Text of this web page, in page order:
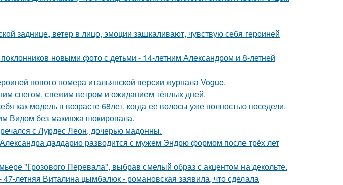
заднице, ветер в лицо, эмоции зашкаливают, чувствую себя героиней
новыми фото с детьми - 14-летним Александром и 8-летней
нового номера итальянской версии журнала Vogue.
снегом, свежим ветром и ожиданием тёплых дней.
как модель в возрасте 68лет, когда ее волосы уже полностью поседели.
Видом без макияжа шокировала.
с Лурдес Леон, дочерью мадонны.
даддарио разводится с мужем Эндрю формом после трёх лет
"Грозового Перевала", выбрав смелый образ с акцентом на декольте.
летняя Виталина цымбалюк - романовская заявила, что сделала